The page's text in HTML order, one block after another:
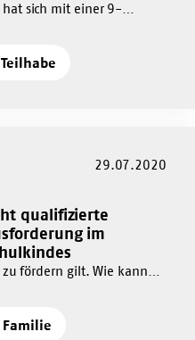
hat sich mit einer 9-
„Teilhabe
der Deutschen
29.07.2020
qualifizierte
im
zu fördern gilt. Wie kann
umgesetzt werden?